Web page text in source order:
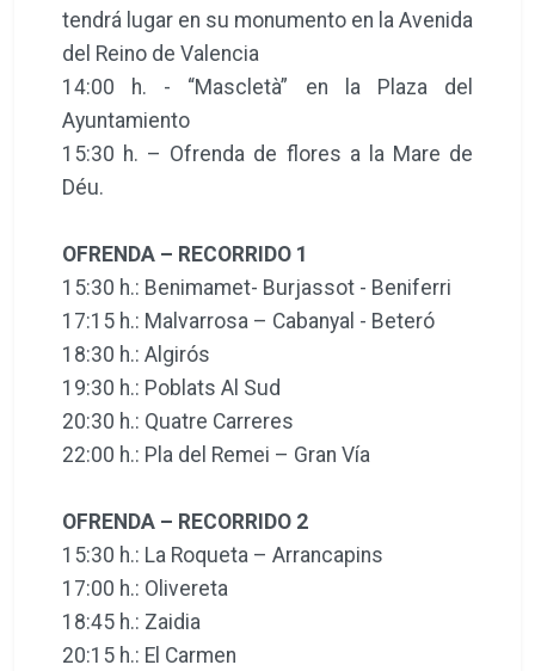
tendrá lugar en su monumento en la Avenida
del Reino de Valencia
14:00 h. - “Mascletà” en la Plaza del
Ayuntamiento
15:30 h. – Ofrenda de flores a la Mare de
Déu.
OFRENDA – RECORRIDO 1
15:30 h.: Benimamet- Burjassot - Beniferri
17:15 h.: Malvarrosa – Cabanyal - Beteró
18:30 h.: Algirós
19:30 h.: Poblats Al Sud
20:30 h.: Quatre Carreres
22:00 h.: Pla del Remei – Gran Vía
OFRENDA – RECORRIDO 2
15:30 h.: La Roqueta – Arrancapins
17:00 h.: Olivereta
18:45 h.: Zaidia
20:15 h.: El Carmen